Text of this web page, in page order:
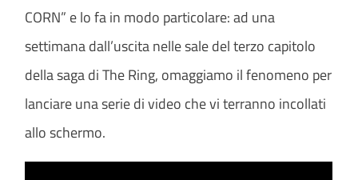
CORN” e lo fa in modo particolare: ad una
settimana dall’uscita nelle sale del terzo capitolo
della saga di The Ring, omaggiamo il fenomeno per
lanciare una serie di video che vi terranno incollati
allo schermo.